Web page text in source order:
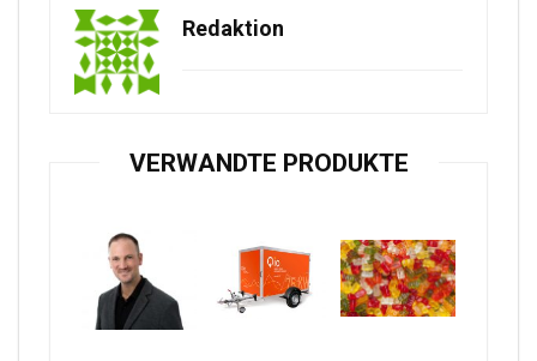
Redaktion
VERWANDTE PRODUKTE